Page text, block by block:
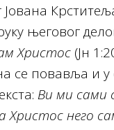
његовог
Христос (Јн
се повавља и у
Ви ми сами
Христос него